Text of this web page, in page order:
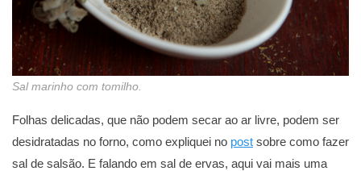
Sal marinho com tomilho.
Folhas delicadas, que não podem secar ao ar livre, podem ser
desidratadas no forno, como expliquei no post sobre como fazer
sal de salsão. E falando em sal de ervas, aqui vai mais uma